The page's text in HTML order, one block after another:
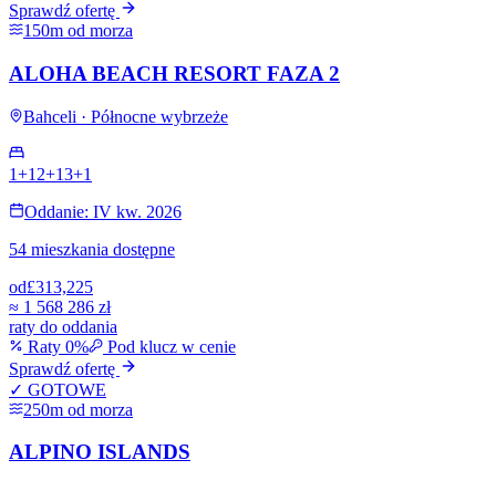
Sprawdź ofertę
150m od morza
ALOHA BEACH RESORT FAZA 2
Bahceli · Północne wybrzeże
1+1 2+13+1
Oddanie: IV kw. 2026
54 mieszkania dostępne
od£313,225
≈ 1 568 286 zł
raty do oddania
Raty 0%
Pod klucz w cenie
Sprawdź ofertę
✓ GOTOWE
250m od morza
ALPINO ISLANDS